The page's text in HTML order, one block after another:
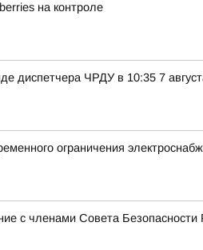
на контроле
диспетчера ЧРДУ в 10:35 7
ограничения
с членами Совета